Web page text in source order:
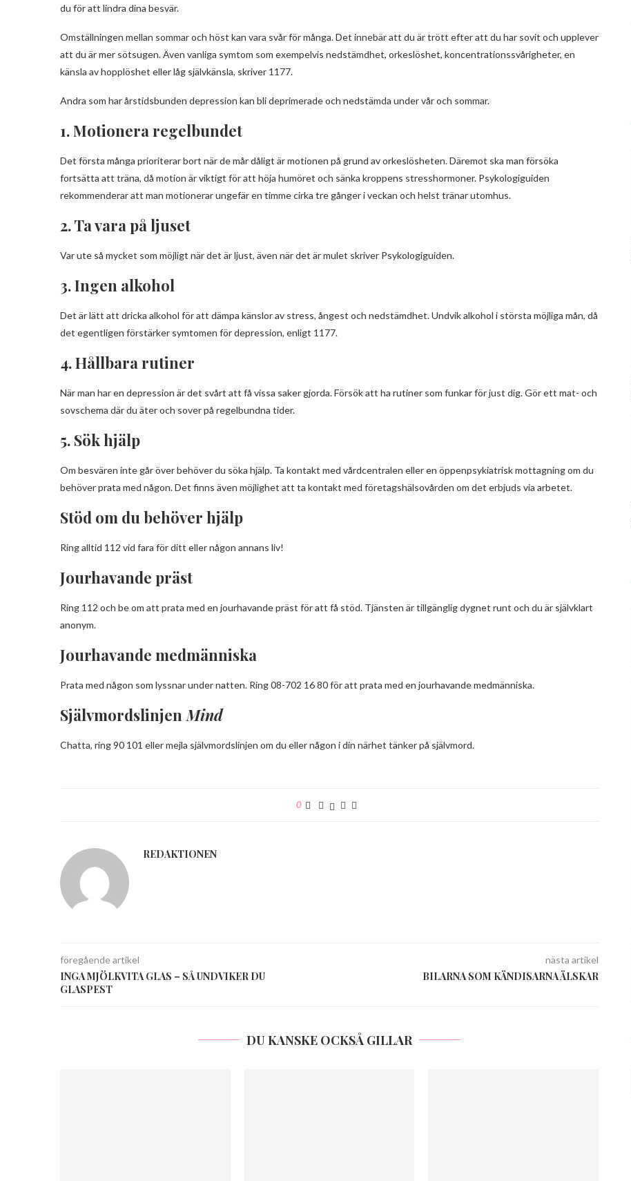
du för att lindra dina besvär.
Omställningen mellan sommar och höst kan vara svår för många. Det innebär att du är trött efter att du har sovit och upplever
att du är mer sötsugen. Även vanliga symtom som exempelvis nedstämdhet, orkeslöshet, koncentrationssvårigheter, en
känsla av hopplöshet eller låg självkänsla, skriver 1177.
Andra som har årstidsbunden depression kan bli deprimerade och nedstämda under vår och sommar.
1. Motionera regelbundet
Det första många prioriterar bort när de mår dåligt är motionen på grund av orkeslösheten. Däremot ska man försöka
fortsätta att träna, då motion är viktigt för att höja humöret och sänka kroppens stresshormoner. Psykologiguiden
rekommenderar att man motionerar ungefär en timme cirka tre gånger i veckan och helst tränar utomhus.
2. Ta vara på ljuset
Var ute så mycket som möjligt när det är ljust, även när det är mulet skriver Psykologiguiden.
3. Ingen alkohol
Det är lätt att dricka alkohol för att dämpa känslor av stress, ångest och nedstämdhet. Undvik alkohol i största möjliga mån, då
det egentligen förstärker symtomen för depression, enligt 1177.
4. Hållbara rutiner
När man har en depression är det svårt att få vissa saker gjorda. Försök att ha rutiner som funkar för just dig. Gör ett mat- och
sovschema där du äter och sover på regelbundna tider.
5. Sök hjälp
Om besvären inte går över behöver du söka hjälp. Ta kontakt med vårdcentralen eller en öppenpsykiatrisk mottagning om du
behöver prata med någon. Det finns även möjlighet att ta kontakt med företagshälsovården om det erbjuds via arbetet.
Stöd om du behöver hjälp
Ring alltid 112 vid fara för ditt eller någon annans liv!
Jourhavande präst
Ring 112 och be om att prata med en jourhavande präst för att få stöd. Tjänsten är tillgänglig dygnet runt och du är självklart
anonym.
Jourhavande medmänniska
Prata med någon som lyssnar under natten. Ring 08-702 16 80 för att prata med en jourhavande medmänniska.
SjälvmordslinjenMind
Chatta, ring 90 101 eller mejla självmordslinjen om du eller någon i din närhet tänker på självmord.
0
REDAKTIONEN
föregående artikel
INGA MJÖLKVITA GLAS – SÅ UNDVIKER DU
GLASPEST
nästa artikel
BILARNA SOM KÄNDISARNA ÄLSKAR
DU KANSKE OCKSÅ GILLAR